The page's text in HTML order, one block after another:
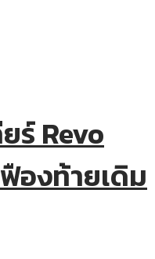
ร์ Revo
องท้ายเดิม